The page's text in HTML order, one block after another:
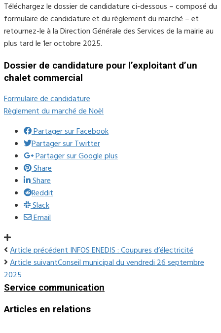
Téléchargez le dossier de candidature ci-dessous – composé du
formulaire de candidature et du règlement du marché – et
retournez-le à la Direction Générale des Services de la mairie au
plus tard le 1er octobre 2025.
Dossier de candidature pour l’exploitant d’un
chalet commercial
Formulaire de candidature
Règlement du marché de Noël
Partager sur Facebook
Partager sur Twitter
Partager sur Google plus
Share
Share
Reddit
Slack
Email
Article précédentINFOS ENEDIS : Coupures d’électricité
Article suivantConseil municipal du vendredi 26 septembre
2025
Service communication
Articles en relations